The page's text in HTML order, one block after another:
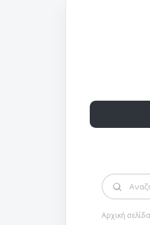
Αρχική σελίδα